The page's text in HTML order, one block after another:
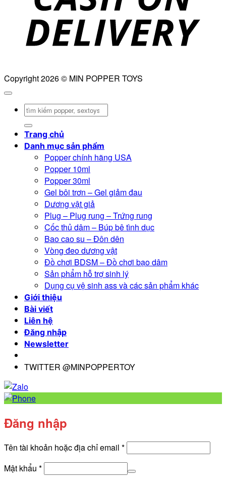
Copyright 2026 © MIN POPPER TOYS
Tìm
Trang chủ
Danh mục sản phẩm
Popper chính hãng USA
Popper 10ml
Popper 30ml
Gel bôi trơn – Gel giảm đau
Dương vật giả
Plug – Plug rung – Trứng rung
Cốc thủ dâm – Búp bê tình dục
Bao cao su – Đôn dên
Vòng đeo dương vật
Đồ chơi BDSM – Đồ chơi bạo dâm
Sản phẩm hỗ trợ sinh lý
Dụng cụ vệ sinh ass và các sản phẩm khác
Giới thiệu
Bài viết
Liên hệ
Đăng nhập
Newsletter
TWITTER @MINPOPPERTOY
Đăng nhập
Tên tài khoản hoặc địa chỉ email *Bắt
Mật khẩu *Bắt